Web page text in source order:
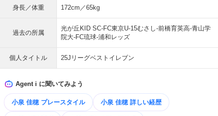
身長／体重 172cm／65kg
過去の所属
光が丘KID SC-FC東京U-15むさし-前橋育英高-青山学
院大-FC琉球-浦和レッズ
個人タイトル 25Jリーグベストイレブン
Agent i に聞いてみよう
小泉 佳穂 プレースタイル 小泉 佳穂 詳しい経歴